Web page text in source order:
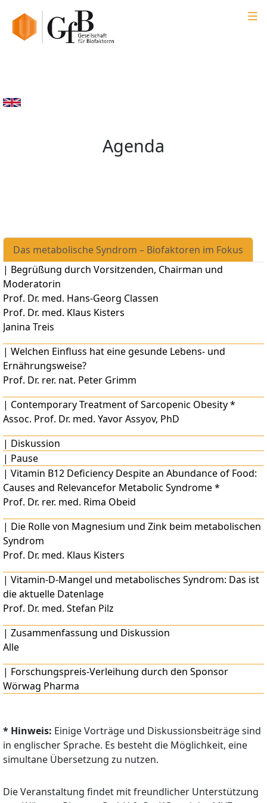
Agenda
Das metabolische Syndrom – Biofaktoren im Fokus
| Begrüßung durch Vorsitzenden, Chairman und
Moderatorin
Prof. Dr. med. Hans-Georg Classen
Prof. Dr. med. Klaus Kisters
Janina Treis
| Welchen Einfluss hat eine gesunde Lebens- und
Ernährungsweise?
Prof. Dr. rer. nat. Peter Grimm
| Contemporary Treatment of Sarcopenic Obesity *
Assoc. Prof. Dr. med. Yavor Assyov, PhD
| Diskussion
| Pause
| Vitamin B12 Deficiency Despite an Abundance of Food:
Causes and Relevancefor Metabolic Syndrome *
Prof. Dr. rer. med. Rima Obeid
| Die Rolle von Magnesium und Zink beim metabolischen
Syndrom
Prof. Dr. med. Klaus Kisters
| Vitamin-D-Mangel und metabolisches Syndrom: Das ist
die aktuelle Datenlage
Prof. Dr. med. Stefan Pilz
| Zusammenfassung und Diskussion
Alle
| Forschungspreis-Verleihung durch den Sponsor
Wörwag Pharma
* Hinweis: Einige Vorträge und Diskussionsbeiträge sind
in englischer Sprache. Es besteht die Möglichkeit, eine
simultane Übersetzung zu nutzen.
Die Veranstaltung findet mit freundlicher Unterstützung